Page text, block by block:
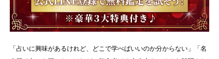
「占いに興味があるけれど、どこで学べばいいのか分からない」「名